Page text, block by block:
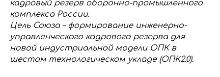
кадровый резерв оборонно-промышленного
комплекса России.
Цель Союза – формирование инженерно-
управленческого кадрового резерва для
новой индустриальной модели ОПК в
шестом технологическом укладе (ОПК2.0).